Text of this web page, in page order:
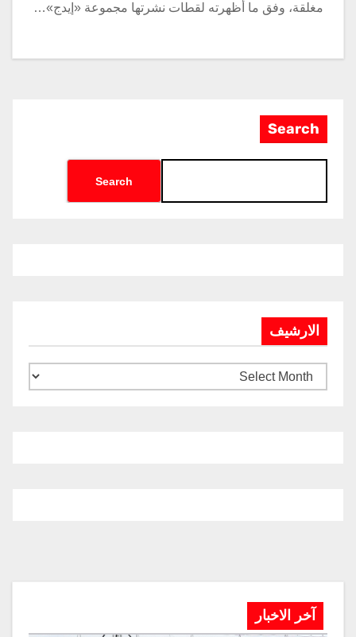
مغلقة، وفق ما أظهرته لقطات نشرتها مجموعة «إيدج»…
Search
Search
الارشيف
آخر الاخبار